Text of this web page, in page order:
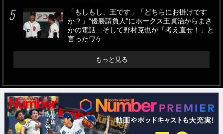
「もしもし、王です」「どちらにお掛けです
か？」“優勝請負人”にホークス王貞治からまさ
かの電話…そして野村克也が「考え直せ！」と
言ったワケ
もっと見る